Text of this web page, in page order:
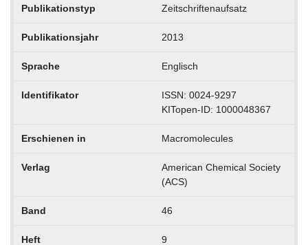
Publikationstyp Zeitschriftenaufsatz
Publikationsjahr 2013
Sprache Englisch
Identifikator
ISSN: 0024-9297
KITopen-ID: 1000048367
Erschienen in Macromolecules
Verlag
American Chemical Society
(ACS)
Band 46
Heft 9